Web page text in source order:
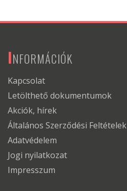
INFORMÁCIÓK
Kapcsolat
Letölthető dokumentumok
Akciók, hírek
Általános Szerződési Feltételek
Adatvédelem
Jogi nyilatkozat
Impresszum